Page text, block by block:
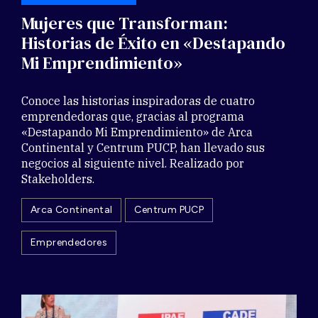
Mujeres que Transforman:
Historias de Éxito en «Destapando
Mi Emprendimiento»
Conoce las historias inspiradoras de cuatro
emprendedoras que, gracias al programa
«Destapando Mi Emprendimiento» de Arca
Continental y Centrum PUCP, han llevado sus
negocios al siguiente nivel. Realizado por
Stakeholders.
Arca Continental Centrum PUCP
Emprendedores